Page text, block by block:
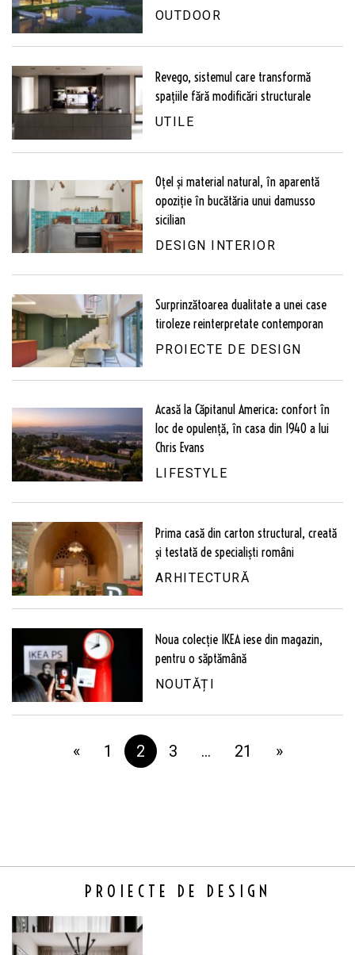
OUTDOOR
Revego, sistemul care transformă
spațiile fără modificări structurale
UTILE
Oțel și material natural, în aparentă
opoziție în bucătăria unui damusso
sicilian
DESIGN INTERIOR
Surprinzătoarea dualitate a unei case
tiroleze reinterpretate contemporan
PROIECTE DE DESIGN
Acasă la Căpitanul America: confort în
loc de opulență, în casa din 1940 a lui
Chris Evans
LIFESTYLE
Prima casă din carton structural, creată
și testată de specialiști români
ARHITECTURĂ
Noua colecție IKEA iese din magazin,
pentru o săptămână
NOUTĂȚI
« 1 2 3 … 21 »
PROIECTE DE DESIGN